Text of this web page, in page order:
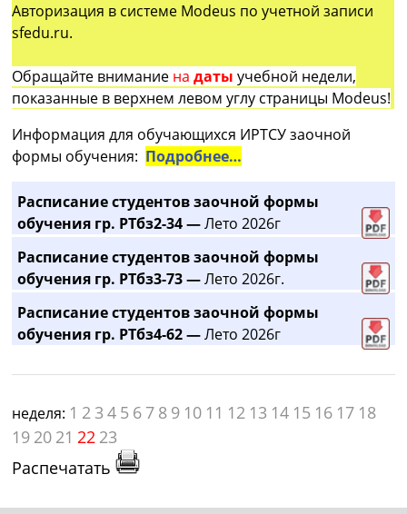
Авторизация в системе Modeus по учетной записи
sfedu.ru.
Обращайте внимание на датыучебной недели,
показанные в верхнем левом углу страницы Modeus!
Информация для обучающихся ИРТСУ заочной
формы обучения: Подробнее…
Расписание студентов заочной формы
обучения гр. РТбз2-34 —Лето 2026г
Расписание студентов заочной формы
обучения гр. РТбз3-73 —Лето 2026г.
Расписание студентов заочной формы
обучения гр. РТбз4-62 —Лето 2026г
неделя: 1 2 3 4 5 6 7 8 9 10 11 12 13 14 15 16 17 18
19 20 21 22 23
Распечатать